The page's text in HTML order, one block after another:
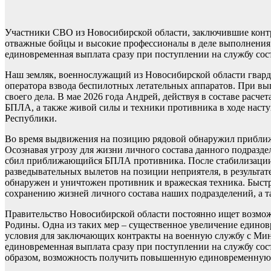
Участники СВО из Новосибирской области, заключившие
отважные бойцы и высокие профессионалы в деле
единовременная выплата сразу при поступлении на службу
Наш земляк, военнослужащий из Новосибирской области
оператора взвода беспилотных летательных аппаратов. При
своего дела. В мае 2026 года Андрей, действуя в составе
БПЛА, а также живой силы и техники противника в ходе
Республики.
Во время выдвижения на позицию рядовой обнаружил
Осознавая угрозу для жизни личного состава данного
сбил приближающийся БПЛА противника. После
разведывательных вылетов на позиции неприятеля, в
обнаружен и уничтожен противник и вражеская техника.
сохранению жизней личного состава наших подразделений, а
Правительство Новосибирской области постоянно ищет
Родины. Одна из таких мер – существенное увеличение
условия для заключающих контракты на военную службу с
единовременная выплата сразу при поступлении на службу
образом, возможность получить повышенную